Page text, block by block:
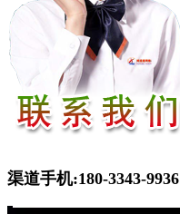
渠道手机:180-3343-9936